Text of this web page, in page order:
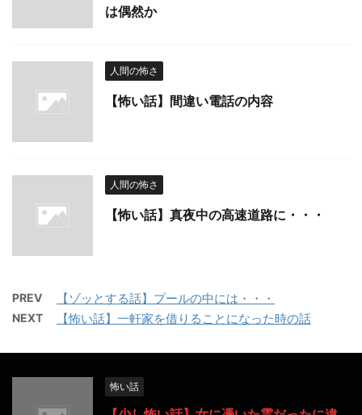
は偶然か
人間の怖さ
【怖い話】間違い電話の内容
人間の怖さ
【怖い話】真夜中の高速道路に・・・
PREV 【ゾッとする話】プールの中には・・・
NEXT 【怖い話】一軒家を借りることになった時の話
怖い話